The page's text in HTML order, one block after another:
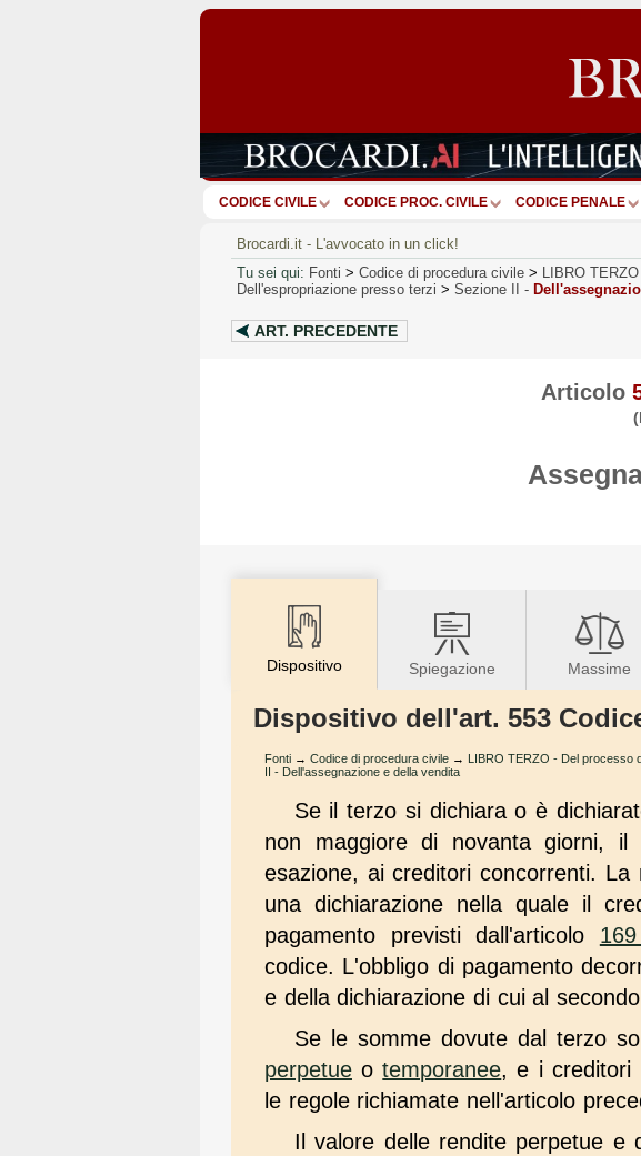
CODICE CIVILE CODICE PROC. CIVILE CODICE PENALE
Brocardi.it - L'avvocato in un click!
Tu sei qui: Fonti > Codice di procedura civile > LIBRO TERZO
Dell'espropriazione presso terzi > Sezione II -
ART. PRECEDENTE
Articolo
Dispositivo Spiegazione Massime
Dispositivo dell'art. 553
Fonti → Codice di procedura civile → LIBRO TERZO - Del processo
II - Dell'assegnazione e della vendita
Se il terzo si dichiara o è
non maggiore di novanta giorni, il
esazione, ai creditori concorrenti.
una dichiarazione nella quale il
pagamento previsti dall'articolo
codice. L'obbligo di pagamento
e della dichiarazione di cui al
Se le somme dovute dal terzo
perpetue otemporanee, e i creditori
le regole richiamate nell'articolo
Il valore delle rendite perpetue e